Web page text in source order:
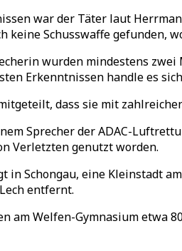
war der Täter laut
keine Schusswaffe gefunden,
wurden mindestens
Erkenntnissen handle es
dass sie mit
Sprecher der ADAC-
Verletzten genutzt worden.
in Schongau, eine Kleinstadt
entfernt.
am Welfen-Gymnasium etwa